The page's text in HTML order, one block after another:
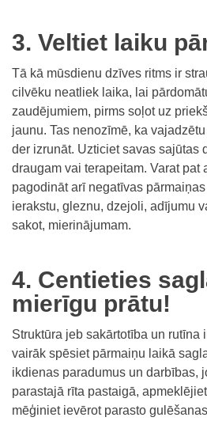
3. Veltiet laiku
Tā kā mūsdienu dzīves ritms ir
cilvēku neatliek laika, lai
zaudējumiem, pirms soļot uz
jaunu. Tas nenozīmē, ka
der izrunāt. Uzticiet savas sajūtas
draugam vai terapeitam. Varat pat
pagodināt arī negatīvas
ierakstu, gleznu, dzejoli, adījumu
sakot, mierinājumam.
4. Centieties
mierīgu prātu!
Struktūra jeb sakārtotība un rutīna
vairāk spēsiet pārmaiņu laikā
ikdienas paradumus un darbības,
parastajā rīta pastaigā,
mēģiniet ievērot parasto